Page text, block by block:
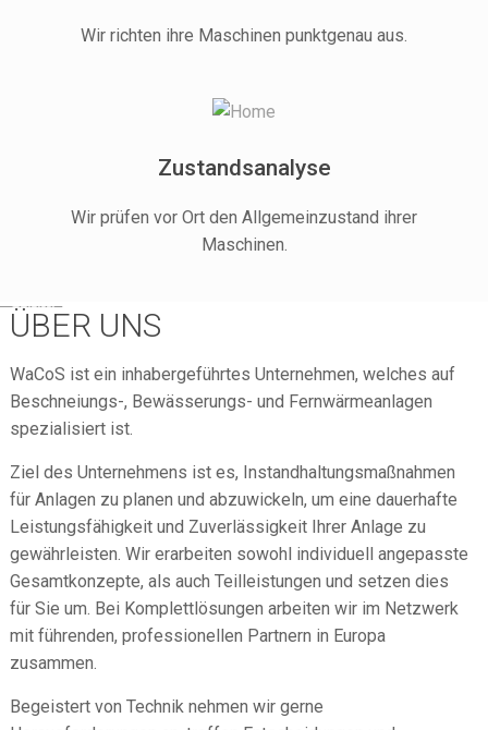
Wir richten ihre Maschinen punktgenau aus.
Zustandsanalyse
Wir prüfen vor Ort den Allgemeinzustand ihrer
Maschinen.
ÜBER UNS
WaCoS ist ein inhabergeführtes Unternehmen, welches auf
Beschneiungs-, Bewässerungs- und Fernwärmeanlagen
spezialisiert ist.
Ziel des Unternehmens ist es, Instandhaltungsmaßnahmen
für Anlagen zu planen und abzuwickeln, um eine dauerhafte
Leistungsfähigkeit und Zuverlässigkeit Ihrer Anlage zu
gewährleisten. Wir erarbeiten sowohl individuell angepasste
Gesamtkonzepte, als auch Teilleistungen und setzen dies
für Sie um. Bei Komplettlösungen arbeiten wir im Netzwerk
mit führenden, professionellen Partnern in Europa
zusammen.
Begeistert von Technik nehmen wir gerne